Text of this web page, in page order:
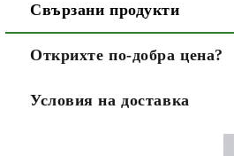
Свързани продукти
Открихте по-добра цена?
Условия на доставка